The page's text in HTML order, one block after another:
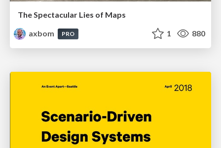
The Spectacular Lies of Maps
axbom
PRO 1 880